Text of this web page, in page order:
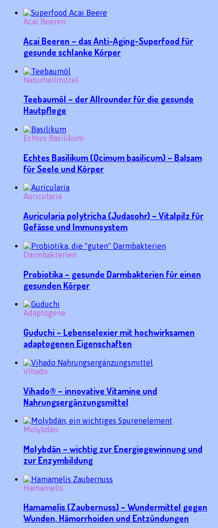
Acai Beeren
Acai Beeren – das Anti-Aging-Superfood für
gesunde schlanke Körper
Naturheilmittel
Teebaumöl – der Allrounder für die gesunde
Hautpflege
Echtes Basilikum
Echtes Basilikum (Ocimum basilicum) – Balsam
für Seele und Körper
Auricularia
Auricularia polytricha (Judasohr) – Vitalpilz für
Gefässe und Immunsystem
Darmbakterien
Probiotika – gesunde Darmbakterien für einen
gesunden Körper
Adaptogene
Guduchi – Lebenselexier mit hochwirksamen
adaptogenen Eigenschaften
VIhado
Vihado® – innovative Vitamine und
Nahrungsergänzungsmittel
Molybdän
Molybdän – wichtig zur Energiegewinnung und
zur Enzymbildung
Hamamelis
Hamamelis (Zaubernuss) – Wundermittel gegen
Wunden, Hämorrhoiden und Entzündungen